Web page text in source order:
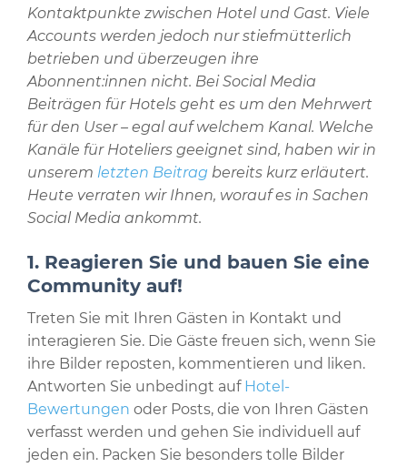
Kontaktpunkte zwischen Hotel und Gast. Viele
Accounts werden jedoch nur stiefmütterlich
betrieben und überzeugen ihre
Abonnent:innen nicht. Bei Social Media
Beiträgen für Hotels geht es um den Mehrwert
für den User – egal auf welchem Kanal. Welche
Kanäle für Hoteliers geeignet sind, haben wir in
unserem letzten Beitrag bereits kurz erläutert.
Heute verraten wir Ihnen, worauf es in Sachen
Social Media ankommt.
1. Reagieren Sie und bauen Sie eine
Community auf!
Treten Sie mit Ihren Gästen in Kontakt und
interagieren Sie. Die Gäste freuen sich, wenn Sie
ihre Bilder reposten, kommentieren und liken.
Antworten Sie unbedingt auf Hotel-
Bewertungen oder Posts, die von Ihren Gästen
verfasst werden und gehen Sie individuell auf
jeden ein. Packen Sie besonders tolle Bilder